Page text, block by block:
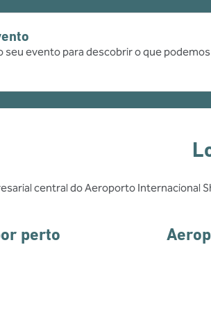
seu evento para descobrir o que
central do Aeroporto Internacional
perto